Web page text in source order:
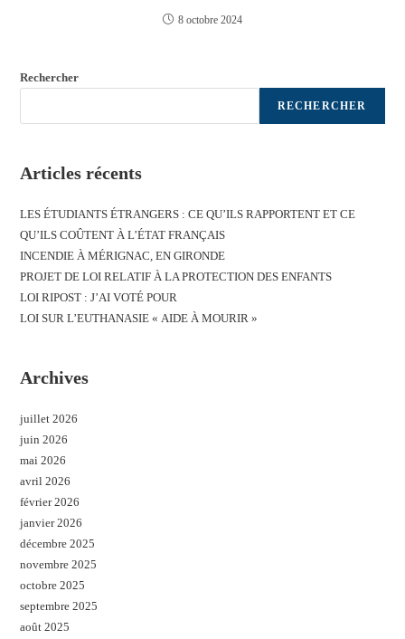
8 octobre 2024
Rechercher
RECHERCHER
Articles récents
LES ÉTUDIANTS ÉTRANGERS : CE QU’ILS RAPPORTENT ET CE
QU’ILS COÛTENT À L’ÉTAT FRANÇAIS
INCENDIE À MÉRIGNAC, EN GIRONDE
PROJET DE LOI RELATIF À LA PROTECTION DES ENFANTS
LOI RIPOST : J’AI VOTÉ POUR
LOI SUR L’EUTHANASIE « AIDE À MOURIR »
Archives
juillet 2026
juin 2026
mai 2026
avril 2026
février 2026
janvier 2026
décembre 2025
novembre 2025
octobre 2025
septembre 2025
août 2025